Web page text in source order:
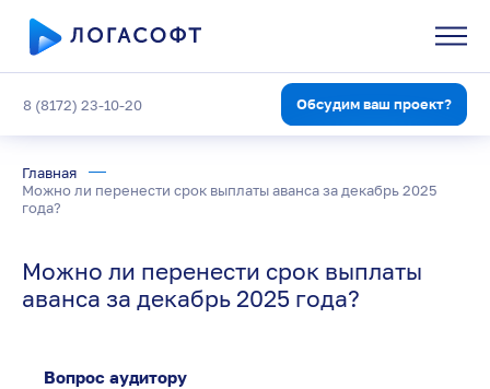
8 (8172) 23-10-20 Обсудим ваш проект?
Главная
Можно ли перенести срок выплаты аванса за декабрь 2025
года?
Можно ли перенести срок выплаты
аванса за декабрь 2025 года?
Вопрос аудитору